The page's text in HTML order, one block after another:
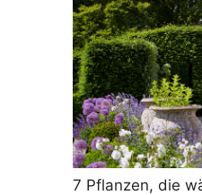
7 Pflanzen, die